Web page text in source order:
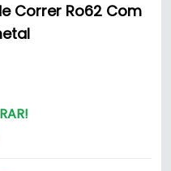
Correr Ro62 Com